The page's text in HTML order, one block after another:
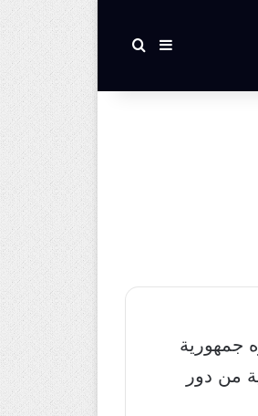
إضافة عمود جانبي
بحث عن
2019، بعد فوزه على نظيره جمهورية
من دور